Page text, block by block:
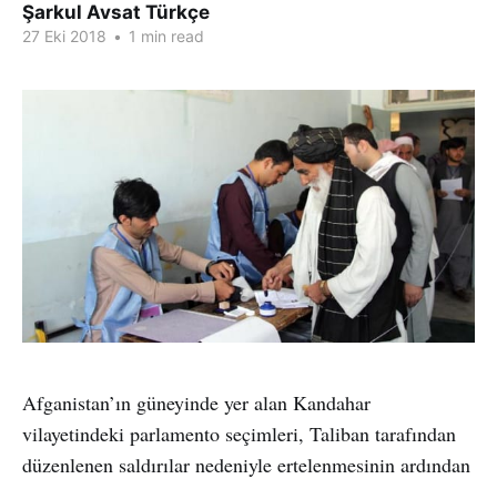
Şarkul Avsat Türkçe
27 Eki 2018 • 1 min read
Afganistan’ın güneyinde yer alan Kandahar
vilayetindeki parlamento seçimleri, Taliban tarafından
düzenlenen saldırılar nedeniyle ertelenmesinin ardından